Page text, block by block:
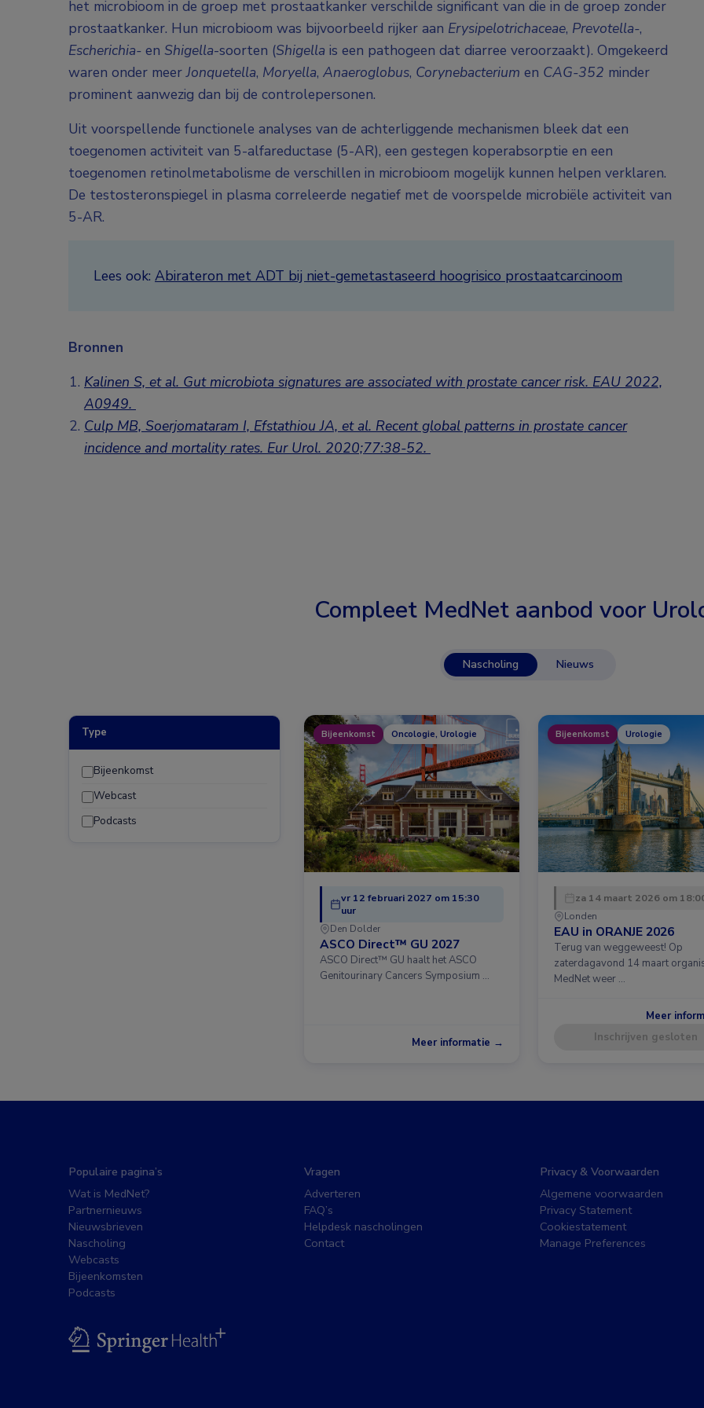
het microbioom in de groep met prostaatkanker verschilde significant van die in de groep zonder
prostaatkanker. Hun microbioom was bijvoorbeeld rijker aan Erysipelotrichaceae, Prevotella-,
Escherichia- en Shigella-soorten (Shigella is een pathogeen dat diarree veroorzaakt). Omgekeerd
waren onder meerJonquetella, Moryella, Anaeroglobus, Corynebacterium en CAG-352 minder
prominent aanwezig dan bij de controlepersonen.
Uit voorspellende functionele analyses van de achterliggende mechanismen bleek dat een
toegenomen activiteit van 5-alfareductase (5-AR), een gestegen koperabsorptie en een
toegenomen retinolmetabolisme de verschillen in microbioom mogelijk kunnen helpen verklaren.
De testosteronspiegel in plasma correleerde negatief met de voorspelde microbiële activiteit van
5-AR.
Lees ook: Abirateron met ADT bij niet-gemetastaseerd hoogrisico prostaatcarcinoom
Bronnen
Kalinen S, et al. Gut microbiota signatures are associated with prostate cancer risk. EAU 2022,
A0949.
Culp MB, Soerjomataram I, Efstathiou JA, et al. Recent global patterns in prostate cancer
incidence and mortality rates. Eur Urol. 2020;77:38-52.
Compleet MedNet aanbod voor
Nascholing Nieuws
Type
Bijeenkomst
Webcast
Podcasts
Bijeenkomst Oncologie, Urologie
vr 12 februari 2027 om 15:30
uur
Den Dolder
ASCO Direct™ GU 2027
ASCO Direct™ GU haalt het ASCO
Genitourinary Cancers Symposium …
Meer informatie →
Bijeenkomst Urologie
za 14 maart 2026 om
Londen
EAU in ORANJE 2026
Terug van weggeweest! Op
zaterdagavond 14 maart
MedNet weer …
Meer
Inschrijven gesloten
Populaire pagina’s
Wat is MedNet?
Partnernieuws
Nieuwsbrieven
Nascholing
Webcasts
Bijeenkomsten
Podcasts
Vragen
Adverteren
FAQ’s
Helpdesk nascholingen
Contact
Privacy & Voorwaarden
Algemene voorwaarden
Privacy Statement
Cookiestatement
Manage Preferences
BSL